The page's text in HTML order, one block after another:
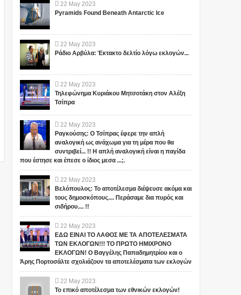
22 May 2023
Pyramids Found Beneath Antarctic Ice
22 May 2023
Ράδιο Αρβύλα: Έκτακτο δελτίο λόγω εκλογών...
22 May 2023
Τηλεφώνημα Κυριάκου Μητσοτάκη στον Αλέξη
Τσίπρα
22 May 2023
Ραγκούσης: Ο Τσίπρας έφερε την απλή
αναλογική ως ανάχωμα για τη μέρα που θα
συντριβεί... !! Η απλή αναλογική είναι η παγίδα
που έστησε και έπεσε ο ίδιος μεσα ...;.
22 May 2023
Βελόπουλος: Το αποτέλεσμα διέψευσε ακόμα και
τους δημοσκόπους.... Περάσαμε δια πυρός και
σιδήρου.... !!
22 May 2023
ΕΔΩ ΕΙΝΑΙ ΤΟ ΛΑΘΟΣ ΜΕ ΤΑ ΑΠΟΤΕΛΕΣΜΑΤΑ
ΤΩΝ ΕΚΛΟΓΩΝ!!! ΤΟ ΠΡΩΤΟ ΗΜΙΧΡΟΝΟ
ΕΚΛΟΓΩΝ! Ο Βαγγέλης Παπαδημητρίου και ο
Άρης Πορτοσάλτε σχολιάζουν τα αποτελέσματα των εκλογών
22 May 2023
Το επικό αποτέλεσμα των εθνικών εκλογών!